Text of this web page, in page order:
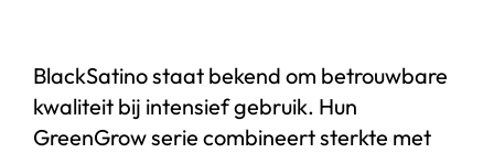
BlackSatino staat bekend om betrouwbare
kwaliteit bij intensief gebruik. Hun
GreenGrow serie combineert sterkte met